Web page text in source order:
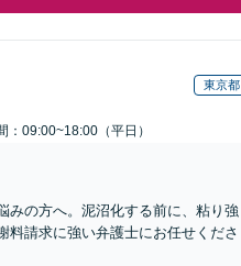
東京都
：09:00~18:00（平日）
みの方へ。泥沼化する前に、粘り強
料請求に強い弁護士にお任せくださ